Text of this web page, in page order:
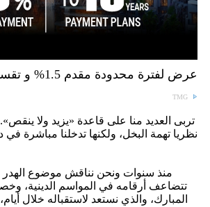
عرض لفترة محدودة مقدم 1.5% و تقسيط علي 15 سنة
TMG
تربى العديد منا على قاعدة «يزيد ولا
نظريا تهمة البخل، ولكنها تدخلنا مباشرة في
منذ سنوات ونحن نناقش موضوع الهدر
تتضاعف أرقامه في المواسم الدينية،
المبارك، والذي نستعد لاستقباله خلال